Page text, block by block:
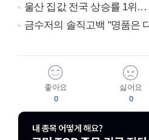
울산 집값 전국 상승률 1위…
금수저의 솔직고백 "명품은
좋아요
0
싫어요
0